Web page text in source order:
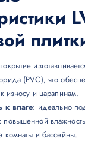
(PVC), что
к износу и царапинам.
к влаге: идеально
комнаты и бассейны.